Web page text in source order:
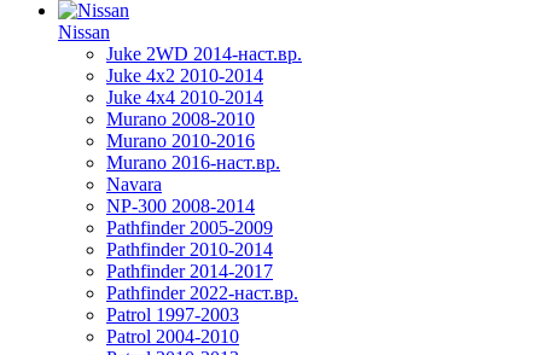
Nissan
Juke 2WD 2014-наст.вр.
Juke 4x2 2010-2014
Juke 4x4 2010-2014
Murano 2008-2010
Murano 2010-2016
Murano 2016-наст.вр.
Navara
NP-300 2008-2014
Pathfinder 2005-2009
Pathfinder 2010-2014
Pathfinder 2014-2017
Pathfinder 2022-наст.вр.
Patrol 1997-2003
Patrol 2004-2010